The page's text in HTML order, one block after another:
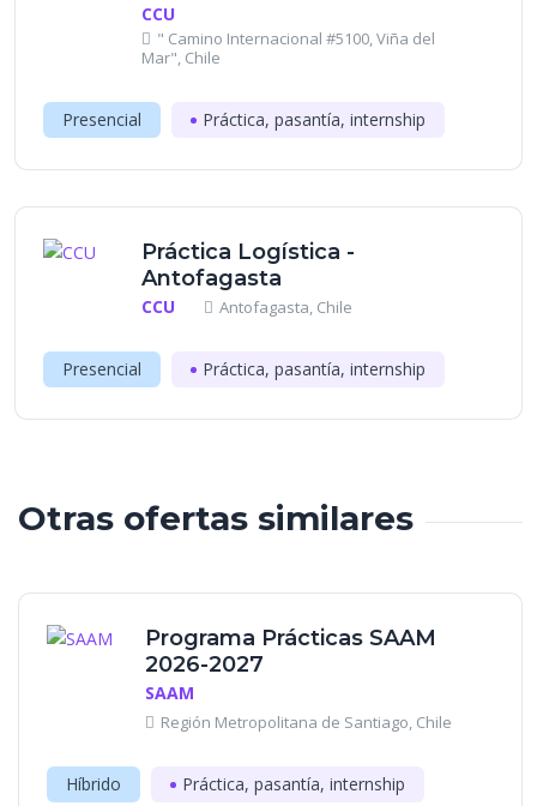
CCU
" Camino Internacional #5100, Viña del
Mar", Chile
Presencial Práctica, pasantía, internship
Práctica Logística -
Antofagasta
CCU Antofagasta, Chile
Presencial Práctica, pasantía, internship
Otras ofertas similares
Programa Prácticas SAAM
2026-2027
SAAM
Región Metropolitana de Santiago, Chile
Híbrido Práctica, pasantía, internship